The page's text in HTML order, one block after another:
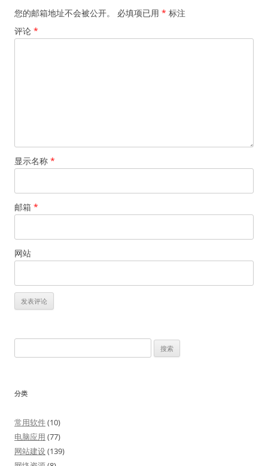
您的邮箱地址不会被公开。 必填项已用 * 标注
评论 *
显示名称 *
邮箱 *
网站
索：
分类
常用软件(10)
电脑应用 (77)
网站建设(139)